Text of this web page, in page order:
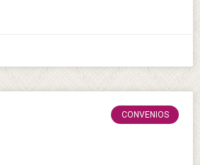
CONVENIOS